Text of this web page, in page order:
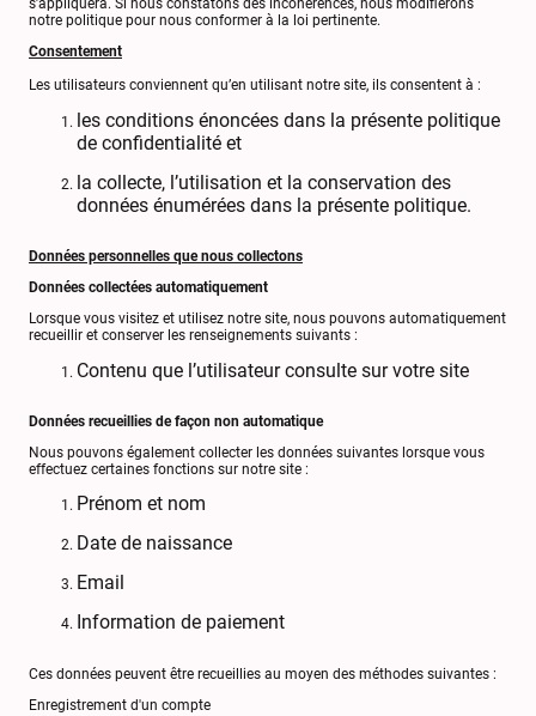
s’appliquera. Si nous constatons des incohérences, nous modifierons
notre politique pour nous conformer à la loi pertinente.
Consentement
Les utilisateurs conviennent qu’en utilisant notre site, ils consentent à :
les conditions énoncées dans la présente politique
de confidentialité et
la collecte, l’utilisation et la conservation des
données énumérées dans la présente politique.
Données personnelles que nous collectons
Données collectées automatiquement
Lorsque vous visitez et utilisez notre site, nous pouvons automatiquement
recueillir et conserver les renseignements suivants :
Contenu que l’utilisateur consulte sur votre site
Données recueillies de façon non automatique
Nous pouvons également collecter les données suivantes lorsque vous
effectuez certaines fonctions sur notre site :
Prénom et nom
Date de naissance
Email
Information de paiement
Ces données peuvent être recueillies au moyen des méthodes suivantes :
Enregistrement d'un compte